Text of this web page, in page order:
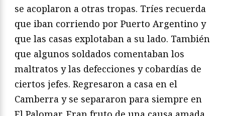
se acoplaron a otras tropas. Tríes recuerda
que iban corriendo por Puerto Argentino y
que las casas explotaban a su lado. También
que algunos soldados comentaban los
maltratos y las defecciones y cobardías de
ciertos jefes. Regresaron a casa en el
Camberra y se separaron para siempre en